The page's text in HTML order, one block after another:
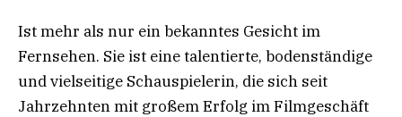
Ist mehr als nur ein bekanntes Gesicht im
Fernsehen. Sie ist eine talentierte, bodenständige
und vielseitige Schauspielerin, die sich seit
Jahrzehnten mit großem Erfolg im Filmgeschäft